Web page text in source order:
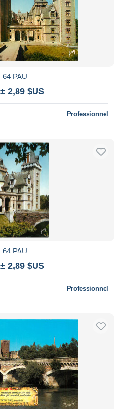
64 PAU
± 2,89 $US
Professionnel
64 PAU
± 2,89 $US
Professionnel